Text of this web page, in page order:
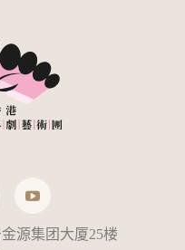
源集团大厦25楼